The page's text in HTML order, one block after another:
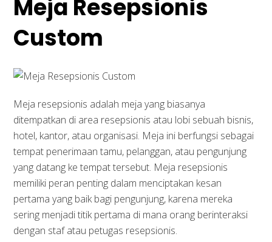
Meja Resepsionis
Custom
Meja resepsionis adalah meja yang biasanya
ditempatkan di area resepsionis atau lobi sebuah bisnis,
hotel, kantor, atau organisasi. Meja ini berfungsi sebagai
tempat penerimaan tamu, pelanggan, atau pengunjung
yang datang ke tempat tersebut. Meja resepsionis
memiliki peran penting dalam menciptakan kesan
pertama yang baik bagi pengunjung, karena mereka
sering menjadi titik pertama di mana orang berinteraksi
dengan staf atau petugas resepsionis.